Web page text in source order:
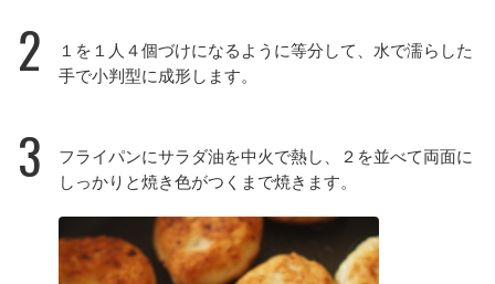
2
１を１人４個づけになるように等分して、水で濡らした
手で小判型に成形します。
3
フライパンにサラダ油を中火で熱し、２を並べて両面に
しっかりと焼き色がつくまで焼きます。